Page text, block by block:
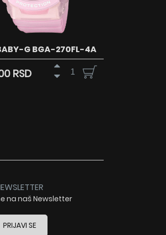
G BGA-270FL-4A
RSD
na naš Newsletter
PRIJAVI SE